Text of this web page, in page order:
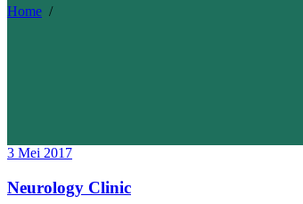
Home /
3 Mei 2017
Neurology Clinic